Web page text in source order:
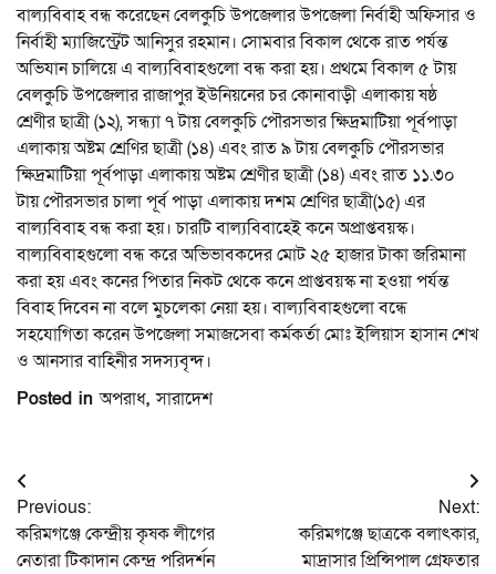
বাল্যবিবাহ বন্ধ করেছেন বেলকুচি উপজেলার উপজেলা নির্বাহী অফিসার ও
নির্বাহী ম্যাজিস্ট্রেট আনিসুর রহমান। সোমবার বিকাল থেকে রাত পর্যন্ত
অভিযান চালিয়ে এ বাল্যবিবাহগুলো বন্ধ করা হয়। প্রথমে বিকাল ৫ টায়
বেলকুচি উপজেলার রাজাপুর ইউনিয়নের চর কোনাবাড়ী এলাকায় ষষ্ঠ
শ্রেণীর ছাত্রী (১২), সন্ধ্যা ৭ টায় বেলকুচি পৌরসভার ক্ষিদ্রমাটিয়া পূর্বপাড়া
এলাকায় অষ্টম শ্রেণির ছাত্রী (১৪) এবং রাত ৯ টায় বেলকুচি পৌরসভার
ক্ষিদ্রমাটিয়া পূর্বপাড়া এলাকায় অষ্টম শ্রেণীর ছাত্রী (১৪) এবং রাত ১১.৩০
টায় পৌরসভার চালা পূর্ব পাড়া এলাকায় দশম শ্রেণির ছাত্রী(১৫) এর
বাল্যবিবাহ বন্ধ করা হয়। চারটি বাল্যবিবাহেই কনে অপ্রাপ্তবয়স্ক।
বাল্যবিবাহগুলো বন্ধ করে অভিভাবকদের মোট ২৫ হাজার টাকা জরিমানা
করা হয় এবং কনের পিতার নিকট থেকে কনে প্রাপ্তবয়স্ক না হওয়া পর্যন্ত
বিবাহ দিবেন না বলে মুচলেকা নেয়া হয়। বাল্যবিবাহগুলো বন্ধে
সহযোগিতা করেন উপজেলা সমাজসেবা কর্মকর্তা মোঃ ইলিয়াস হাসান শেখ
ও আনসার বাহিনীর সদস্যবৃন্দ।
Posted inঅপরাধ,সারাদেশ
Post
navigation
Previous:
করিমগঞ্জে কেন্দ্রীয় কৃষক লীগের
নেতারা টিকাদান কেন্দ্র পরিদর্শন
Next:
করিমগঞ্জে ছাত্রকে বলাৎকার,
মাদ্রাসার প্রিন্সিপাল গ্রেফতার